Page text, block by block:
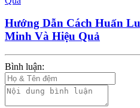
Hướng Dẫn Cách Huấn
Minh Và Hiệu Quả
Bình luận: